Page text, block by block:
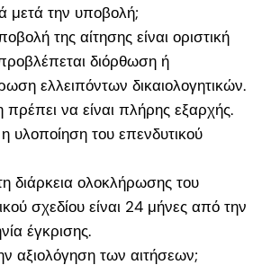
μετά την υποβολή;
της αίτησης είναι οριστική
διόρθωση ή
ελλειπόντων δικαιολογητικών.
πρέπει να είναι πλήρης εξαρχής.
υλοποίηση του επενδυτικού
διάρκεια ολοκλήρωσης του
σχεδίου είναι 24 μήνες από την
έγκρισης.
αξιολόγηση των αιτήσεων;